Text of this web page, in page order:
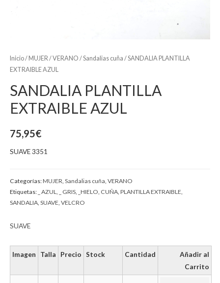
Inicio/ MUJER /VERANO /Sandalias cuña / SANDALIA PLANTILLA
EXTRAIBLE AZUL
SANDALIA PLANTILLA
EXTRAIBLE AZUL
75,95€
SUAVE 3351
Categorías:MUJER Sandalias cuña VERANO
Etiquetas: _ AZUL _ GRIS _HIELO CUÑA PLANTILLA EXTRAIBLE
SANDALIA SUAVE VELCRO
SUAVE
Imagen Talla Precio Stock Cantidad
Añadir al
Carrito